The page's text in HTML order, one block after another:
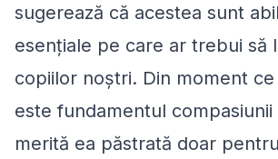
sugerează că acestea sunt
esențiale pe care ar trebui să
copiilor noștri. Din moment ce
este fundamentul compasiunii
merită ea păstrată doar